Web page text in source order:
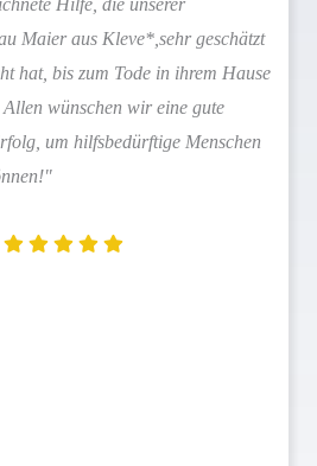
Maier aus Kleve*,sehr geschätzt
hat, bis zum Tode in ihrem Hause
wünschen wir eine gute
um hilfsbedürftige Menschen